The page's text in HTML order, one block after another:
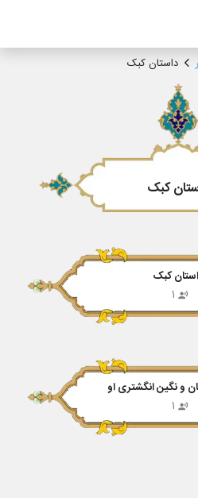
داستان کبک
کبک
کبک
1
و نگین انگشتری او
1